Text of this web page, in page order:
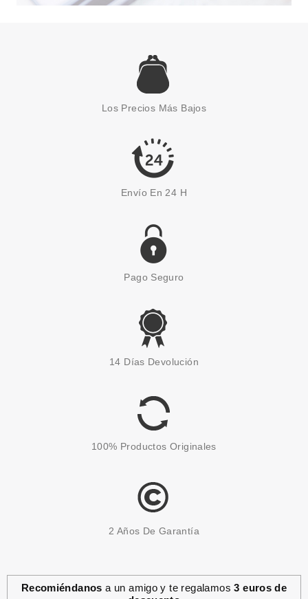
Los Precios Más Bajos
Envío En 24 H
Pago Seguro
14 Días Devolución
100% Productos Originales
2 Años De Garantía
Recomiéndanos a un amigo y te regalamos3 euros de